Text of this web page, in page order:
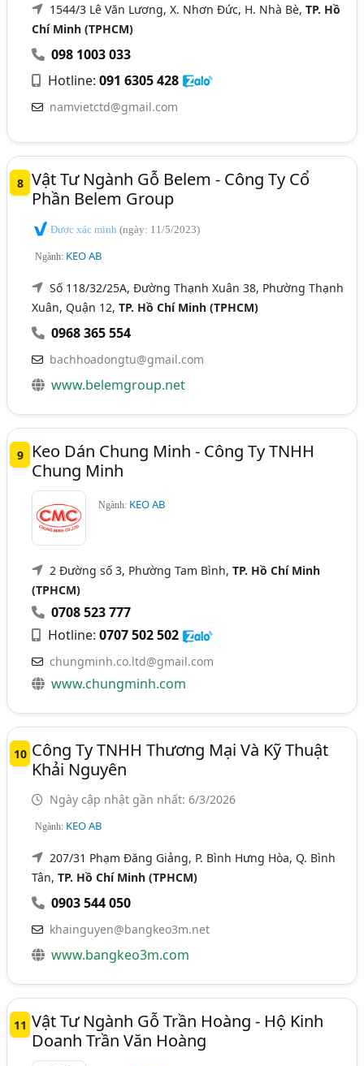
1544/3 Lê Văn Lương, X. Nhơn Đức, H. Nhà Bè,TP. Hồ
Chí Minh (TPHCM)
098 1003 033
Hotline:091 6305 428
namvietctd@gmail.com
8 Vật Tư Ngành Gỗ Belem - Công Ty Cổ
Phần Belem Group
Được xác minh(ngày: 11/5/2023)
Ngành: KEO AB
Số 118/32/25A, Đường Thạnh Xuân 38, Phường Thạnh
Xuân, Quận 12,TP. Hồ Chí Minh (TPHCM)
0968 365 554
bachhoadongtu@gmail.com
www.belemgroup.net
9
Keo Dán Chung Minh - Công Ty TNHH
Chung Minh
Ngành: KEO AB
2 Đường số 3, Phường Tam Bình,TP. Hồ Chí Minh
(TPHCM)
0708 523 777
Hotline:0707 502 502
chungminh.co.ltd@gmail.com
www.chungminh.com
10 Công Ty TNHH Thương Mại Và Kỹ Thuật
Khải Nguyên
Ngày cập nhật gần nhất: 6/3/2026
Ngành: KEO AB
207/31 Phạm Đăng Giảng, P. Bình Hưng Hòa, Q. Bình
Tân,TP. Hồ Chí Minh (TPHCM)
0903 544 050
khainguyen@bangkeo3m.net
www.bangkeo3m.com
11 Vật Tư Ngành Gỗ Trần Hoàng - Hộ Kinh
Doanh Trần Văn Hoàng